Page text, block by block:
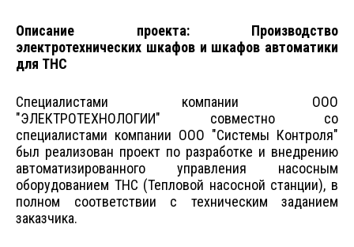
Описание проекта: Производство
электротехнических шкафов и шкафов автоматики
для ТНС
Специалистами компании ООО
"ЭЛЕКТРОТЕХНОЛОГИИ" совместно со
специалистами компании ООО "Системы Контроля"
был реализован проект по разработке и внедрению
автоматизированного управления насосным
оборудованием ТНС (Тепловой насосной станции), в
полном соответствии с техническим заданием
заказчика.